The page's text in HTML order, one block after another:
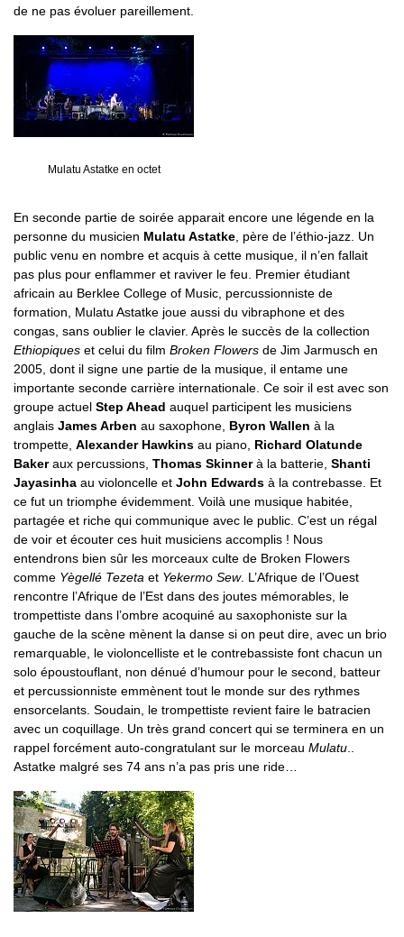
de ne pas évoluer pareillement.
Mulatu Astatke en octet
En seconde partie de soirée apparait encore une légende en la
personne du musicien Mulatu Astatke, père de l’éthio-jazz. Un
public venu en nombre et acquis à cette musique, il n’en fallait
pas plus pour enflammer et raviver le feu. Premier étudiant
africain au Berklee College of Music, percussionniste de
formation, Mulatu Astatke joue aussi du vibraphone et des
congas, sans oublier le clavier. Après le succès de la collection
Ethiopiques et celui du film Broken Flowers de Jim Jarmusch en
2005, dont il signe une partie de la musique, il entame une
importante seconde carrière internationale. Ce soir il est avec son
groupe actuel Step Ahead auquel participent les musiciens
anglais James Arben au saxophone, Byron Wallen à la
trompette, Alexander Hawkins au piano, Richard Olatunde
Bakeraux percussions, Thomas Skinnerà la batterie, Shanti
Jayasinha au violoncelle et John Edwards à la contrebasse. Et
ce fut un triomphe évidemment. Voilà une musique habitée,
partagée et riche qui communique avec le public. C’est un régal
de voir et écouter ces huit musiciens accomplis ! Nous
entendrons bien sûr les morceaux culte de Broken Flowers
comme Yègellé Tezeta et Yekermo Sew. L’Afrique de l’Ouest
rencontre l’Afrique de l’Est dans des joutes mémorables, le
trompettiste dans l’ombre acoquiné au saxophoniste sur la
gauche de la scène mènent la danse si on peut dire, avec un brio
remarquable, le violoncelliste et le contrebassiste font chacun un
solo époustouflant, non dénué d’humour pour le second, batteur
et percussionniste emmènent tout le monde sur des rythmes
ensorcelants. Soudain, le trompettiste revient faire le batracien
avec un coquillage. Un très grand concert qui se terminera en un
rappel forcément auto-congratulant sur le morceau Mulatu..
Astatke malgré ses 74 ans n’a pas pris une ride…